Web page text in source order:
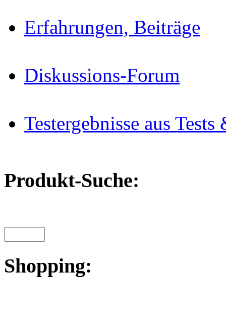
Erfahrungen, Beiträge
Diskussions-Forum
Testergebnisse aus
Produkt-Suche:
Shopping: